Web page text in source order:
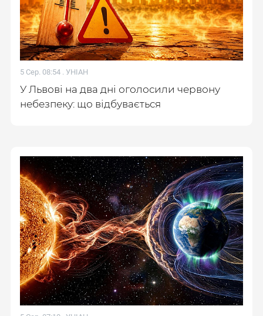
5 Сер. 08:54 . УНІАН
У Львові на два дні оголосили червону
небезпеку: що відбувається